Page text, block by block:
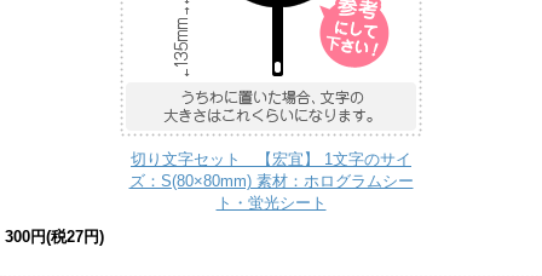
切り文字セット 【宏宜】 1文字のサイ
ズ：S(80×80mm) 素材：ホログラムシー
ト・蛍光シート
300円(税27円)